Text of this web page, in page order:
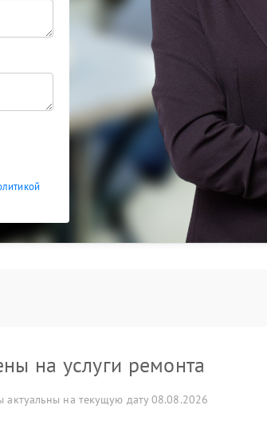
на услуги ремонта
актуальны на текущую дату 08.08.2026